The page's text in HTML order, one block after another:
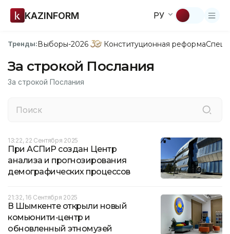
KAZINFORM РУ
Тренды:Выборы-2026 Конституционная реформа
За строкой Послания
За строкой Послания
13:22, 22 Сентября 2025
При АСПиР создан Центр
анализа и прогнозирования
демографических процессов
21:32, 16 Сентября 2025
В Шымкенте открыли новый
комьюнити-центр и
обновленный этномузей